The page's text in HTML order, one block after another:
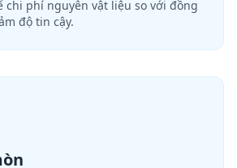
chi phí nguyên vật liệu so với đồng
độ tin cậy.